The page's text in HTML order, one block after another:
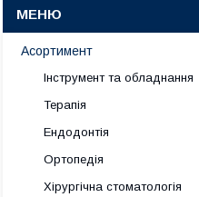
Асортимент
Інструмент та обладнання
Терапія
Ендодонтія
Ортопедія
Хірургічна стоматологія